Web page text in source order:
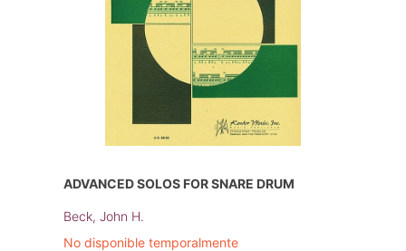
ADVANCED SOLOS FOR SNARE DRUM
Beck, John H.
No disponible temporalmente